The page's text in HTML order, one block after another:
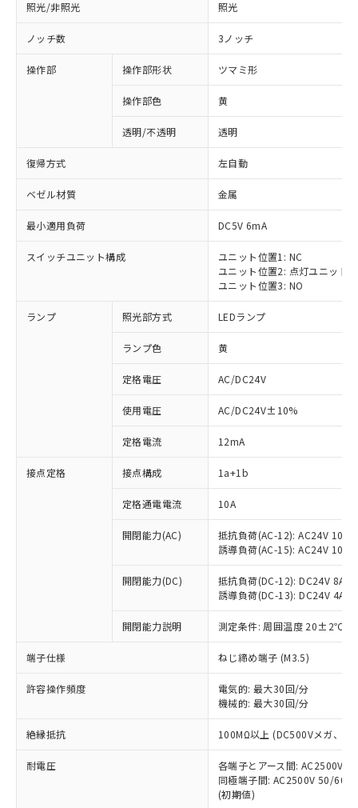
照光/非照光 照光
ノッチ数 3ノッチ
操作部 操作部形状 ツマミ形
操作部色 黄
透明/不透明 透明
復帰方式 左自動
ベゼル材質 金属
最小適用負荷 DC5V 6mA
スイッチユニット構成
ユニット位置1: NC
ユニット位置2: 点灯ユニット
ユニット位置3: NO
ランプ 照光部方式 LEDランプ
ランプ色 黄
定格電圧 AC/DC24V
使用電圧 AC/DC24V±10%
定格電流 12mA
接点定格 接点構成 1a+1b
定格通電電流 10A
開閉能力(AC)
抵抗負荷(AC-12): AC24V 10A/
誘導負荷(AC-15): AC24V
開閉能力(DC)
抵抗負荷(DC-12): DC24V 8A/
誘導負荷(DC-13): DC24V 4A/
開閉能力説明 測定条件: 周囲温度 20±2℃、
端子仕様 ねじ締め端子 (M3.5)
許容操作頻度
電気的: 最大30回/分
機械的: 最大30回/分
絶縁抵抗 100MΩ以上 (DC500Vメガ、点
耐電圧
各端子とアース間: AC2500V
同極端子間: AC2500V 50/
(初期値)
ご利用条件
ご利用ください。
本サービスは、当社制御機器事業取扱
商品の当社在庫状況および標準価格
(税抜)を提供させていただくもので
当社制御機器事業取扱商品の中には、
本サービスの対象外となる商品もある
ことをご了承ください。
在庫状況および標準価格照会結果は、
対応済み：EU RoHS指令（10物質）の
非含有に対応した製品が提供可能な商品で
対応予定：EU RoHS指令（10物質）の非含
有に対応した製品に切り替える予定のある
対応予定なし：EU RoHS指令（10物質）の
非含有に非対応の商品で、対応品を出す予
定はありません。
調査・確認中：EU RoHS指令（10物質）の
非含有の対応状況を調査中または確認中の
害物質有無と関係のない商品です。
仕入先様の事情により、非含有部品として
いたものが、含有品と判明した場合などや
むを得ず変更することがあります。
※1 中国RoHS○×表
「○」：最大均質材料含有率が中国RoHSの
基準値以下であることを示します。
「×」：最大均質材料含有率が中国RoHSの
基準値を超えていることを示します。
「－」：未確認です。当社販売部門へお問
当社は、これら貴社製品のうち、外国
為替および外国貿易法に定める商品